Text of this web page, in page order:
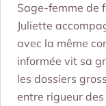
Sage-femme de
Juliette
avec la même
informée vit sa
les dossiers
entre rigueur